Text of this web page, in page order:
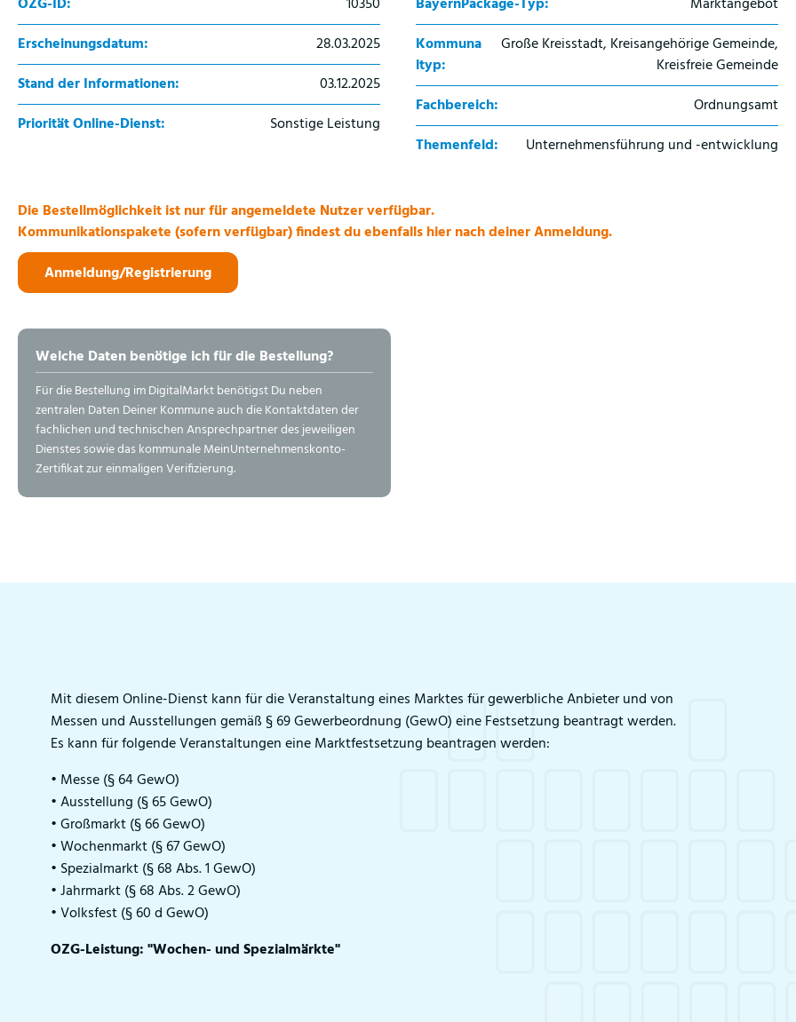
Erscheinungsdatum:
28.03.2025
Stand der Informationen:
03.12.2025
Priorität Online-Dienst:
Sonstige Leistung
Kommuna
ltyp:
Große Kreisstadt, Kreisangehörige Gemeinde,
Kreisfreie Gemeinde
Fachbereich:
Ordnungsamt
Themenfeld:
Unternehmensführung und -entwicklung
Die Bestellmöglichkeit ist nur für angemeldete Nutzer verfügbar.
Kommunikationspakete (sofern verfügbar) findest du ebenfalls hier nach deiner Anmeldung.
Anmeldung/Registrierung
Welche Daten benötige ich für die Bestellung?
Für die Bestellung im DigitalMarkt benötigst Du neben
zentralen Daten Deiner Kommune auch die Kontaktdaten der
fachlichen und technischen Ansprechpartner des jeweiligen
Dienstes sowie das kommunale MeinUnternehmenskonto-
Zertifikat zur einmaligen Verifizierung.
Mit diesem Online-Dienst kann für die Veranstaltung eines Marktes für gewerbliche Anbieter und von
Messen und Ausstellungen gemäß § 69 Gewerbeordnung (GewO) eine Festsetzung beantragt werden.
Es kann für folgende Veranstaltungen eine Marktfestsetzung beantragen werden:
• Messe (§ 64 GewO)
• Ausstellung (§ 65 GewO)
• Großmarkt (§ 66 GewO)
• Wochenmarkt (§ 67 GewO)
• Spezialmarkt (§ 68 Abs. 1 GewO)
• Jahrmarkt (§ 68 Abs. 2 GewO)
• Volksfest (§ 60 d GewO)
OZG-Leistung: "Wochen- und Spezialmärkte"